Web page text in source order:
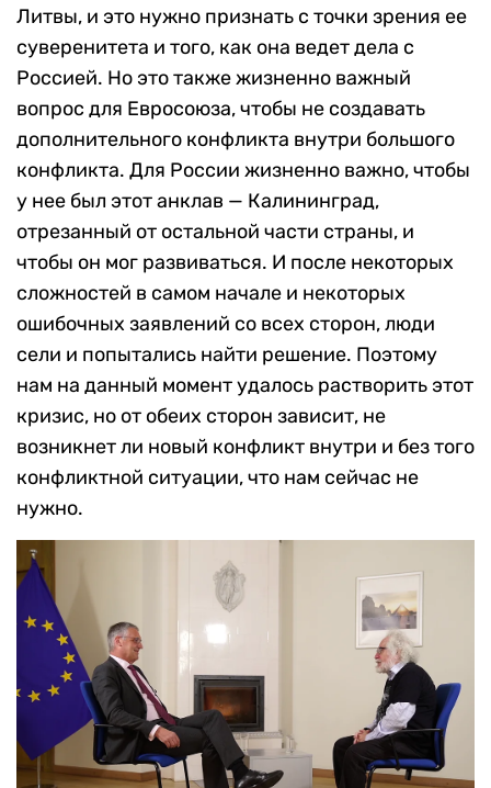
Литвы, и это нужно признать с точки зрения ее
суверенитета и того, как она ведет дела с
Россией. Но это также жизненно важный
вопрос для Евросоюза, чтобы не создавать
дополнительного конфликта внутри большого
конфликта. Для России жизненно важно, чтобы
у нее был этот анклав — Калининград,
отрезанный от остальной части страны, и
чтобы он мог развиваться. И после некоторых
сложностей в самом начале и некоторых
ошибочных заявлений со всех сторон, люди
сели и попытались найти решение. Поэтому
нам на данный момент удалось растворить этот
кризис, но от обеих сторон зависит, не
возникнет ли новый конфликт внутри и без того
конфликтной ситуации, что нам сейчас не
нужно.